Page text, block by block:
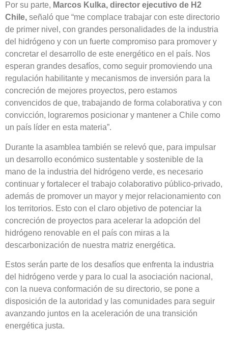
Por su parte, Marcos Kulka, director ejecutivo de H2
Chile, señaló que “me complace trabajar con este directorio
de primer nivel, con grandes personalidades de la industria
del hidrógeno y con un fuerte compromiso para promover y
concretar el desarrollo de este energético en el país. Nos
esperan grandes desafíos, como seguir promoviendo una
regulación habilitante y mecanismos de inversión para la
concreción de mejores proyectos, pero estamos
convencidos de que, trabajando de forma colaborativa y con
convicción, lograremos posicionar y mantener a Chile como
un país líder en esta materia”.
Durante la asamblea también se relevó que, para impulsar
un desarrollo económico sustentable y sostenible de la
mano de la industria del hidrógeno verde, es necesario
continuar y fortalecer el trabajo colaborativo público-privado,
además de promover un mayor y mejor relacionamiento con
los territorios. Esto con el claro objetivo de potenciar la
concreción de proyectos para acelerar la adopción del
hidrógeno renovable en el país con miras a la
descarbonización de nuestra matriz energética.
Estos serán parte de los desafíos que enfrenta la industria
del hidrógeno verde y para lo cual la asociación nacional,
con la nueva conformación de su directorio, se pone a
disposición de la autoridad y las comunidades para seguir
avanzando juntos en la aceleración de una transición
energética justa.